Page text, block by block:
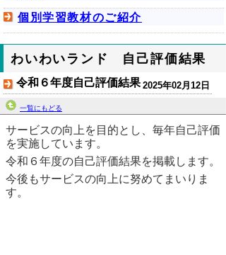
個別学習教材のご紹介
わいわいランド 自己評価結果
2025年02月12日
令和６年度自己評価結果
一覧にもどる
サービスの向上を目的とし、毎年自己評価
を実施しています。
令和６年度の自己評価結果を掲載します。
今後もサービスの向上に努めてまいりま
す。